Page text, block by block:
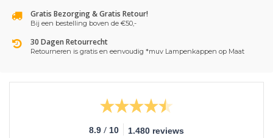
Gratis Bezorging & Gratis Retour!
Bij een bestelling boven de €50,-
30 Dagen Retourrecht
Retourneren is gratis en eenvoudig *muv Lampenkappen op Maat
8.9 / 10 1.480 reviews